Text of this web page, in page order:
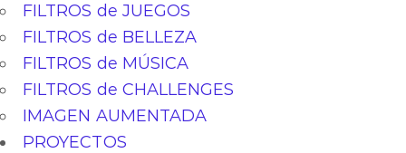
FILTROS de JUEGOS
FILTROS de BELLEZA
FILTROS de MÚSICA
FILTROS de CHALLENGES
IMAGEN AUMENTADA
PROYECTOS